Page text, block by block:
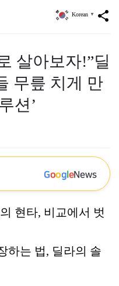
share
Korean ▼
살아보자!”딜
무릎 치게 만
션’
GoogleNews
현타, 비교에서 벗
하는 법, 딜라의 솔